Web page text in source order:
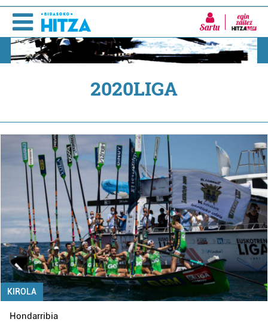
Sartu
2020LIGA
KIROLA
Hondarribia